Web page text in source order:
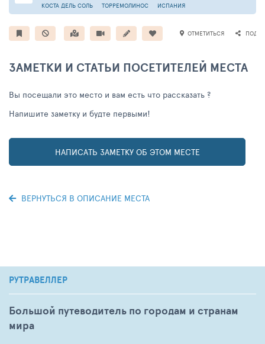
ИСПАНИЯ
КОСТА ДЕЛЬ СОЛЬ ТОРРЕМОЛИНОС
ОТМЕТИТЬСЯ
ЗАМЕТКИ И СТАТЬИ ПОСЕТИТЕЛЕЙ МЕСТА
Вы посещали это место и вам есть что рассказать ?
Напишите заметку и будте первыми!
НАПИСАТЬ ЗАМЕТКУ ОБ ЭТОМ МЕСТЕ
ВЕРНУТЬСЯ В ОПИСАНИЕ МЕСТА
РУТРАВЕЛЛЕР
Большой путеводитель по городам и странам
мира